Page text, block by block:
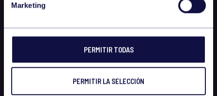
Marketing
PERMITIR TODAS
PERMITIR LA SELECCIÓN